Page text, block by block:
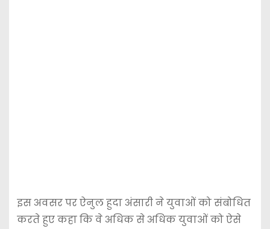
इस अवसर पर ऐनुल हुदा अंसारी ने युवाओं को संबोधित
करते हुए कहा कि वे अधिक से अधिक युवाओं को ऐसे